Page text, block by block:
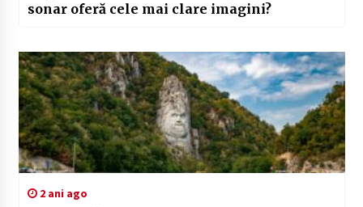
sonar oferă cele mai clare imagini?
2 ani ago